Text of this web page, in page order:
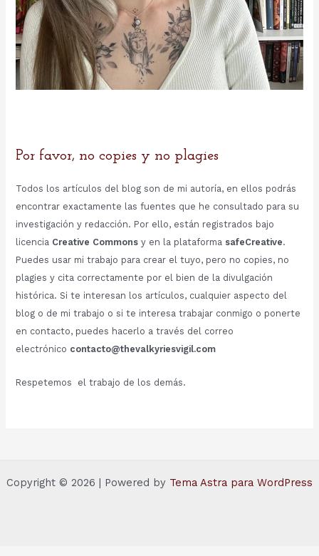
Por favor, no copies y no plagies
Todos los artículos del blog son de mi autoría, en ellos podrás
encontrar exactamente las fuentes que he consultado para su
investigación y redacción. Por ello, están registrados bajo
licencia Creative Commonsy en la plataforma safeCreative.
Puedes usar mi trabajo para crear el tuyo, pero no copies, no
plagies y cita correctamente por el bien de la divulgación
histórica. Si te interesan los artículos, cualquier aspecto del
blog o de mi trabajo o si te interesa trabajar conmigo o ponerte
en contacto, puedes hacerlo a través del correo
electrónico contacto@thevalkyriesvigil.com
Respetemos el trabajo de los demás.
Copyright © 2026 | Powered by Tema Astra para WordPress